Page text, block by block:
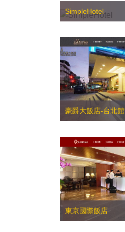
SimpleHotel
豪爵大飯店-台北館
東京國際飯店